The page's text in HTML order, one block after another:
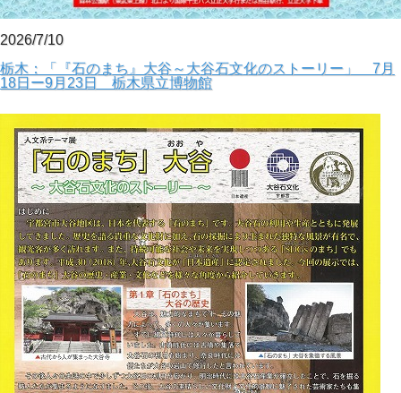
2026/7/10
栃木：「『石のまち』大谷～大谷石文化のストーリー」 7月
18日ー9月23日 栃木県立博物館